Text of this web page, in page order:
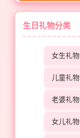
生日礼物分类
女生礼物
儿童礼物
老婆礼物
女儿礼物